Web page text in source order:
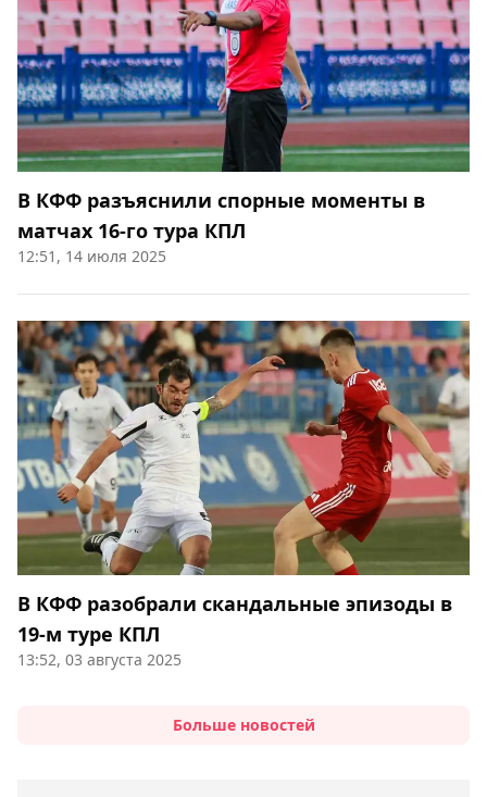
В КФФ разъяснили спорные моменты в
матчах 16-го тура КПЛ
12:51, 14 июля 2025
В КФФ разобрали скандальные эпизоды в
19-м туре КПЛ
13:52, 03 августа 2025
Больше новостей